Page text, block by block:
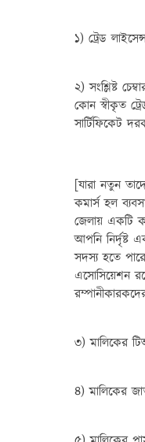
১) ট্রেড
২) সংশ্লিষ্ট
কোন স্বীকৃত
সার্টিফিকেট
[যারা নতুন
কমার্স হল
জেলায় একটি
আপনি নির্দৃষ্ট
সদস্য হতে
এসোসিয়েশন
৩) মালিকের
৪) মালিকের